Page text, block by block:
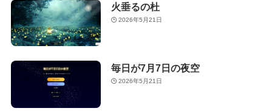
火垂るの杜
2026年5月21日
毎日が7月7日の夜空
2026年5月21日